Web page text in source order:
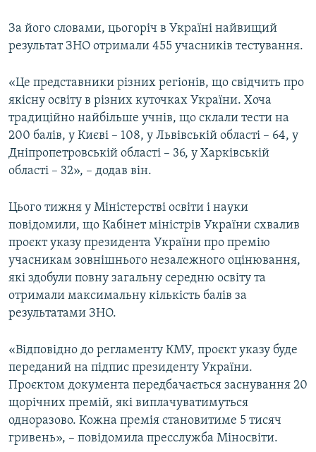
За його словами, цьогоріч в Україні найвищий
результат ЗНО отримали 455 учасників тестування.
«Це представники різних регіонів, що свідчить про
якісну освіту в різних куточках України. Хоча
традиційно найбільше учнів, що склали тести на
200 балів, у Києві – 108, у Львівській області – 64, у
Дніпропетровській області – 36, у Харківській
області – 32», – додав він.
Цього тижня у Міністерстві освіти і науки
повідомили, що Кабінет міністрів України схвалив
проєкт указу президента України про премію
учасникам зовнішнього незалежного оцінювання,
які здобули повну загальну середню освіту та
отримали максимальну кількість балів за
результатами ЗНО.
«Відповідно до регламенту КМУ, проєкт указу буде
переданий на підпис президенту України.
Проєктом документа передбачається заснування 20
щорічних премій, які виплачуватимуться
одноразово. Кожна премія становитиме 5 тисяч
гривень», – повідомила пресслужба Міносвіти.